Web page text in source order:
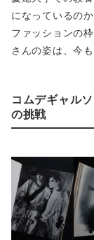
になっているの
ファッションの
さんの姿は、今
コムデギャル
の挑戦